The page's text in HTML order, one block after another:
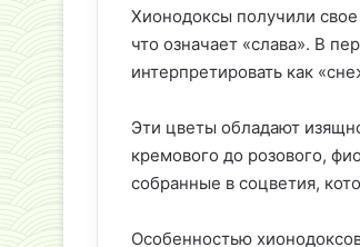
Хионодоксы получили свое
что означает «слава». В
интерпретировать как
Эти цветы обладают
кремового до розового,
собранные в соцветия,
Особенностью